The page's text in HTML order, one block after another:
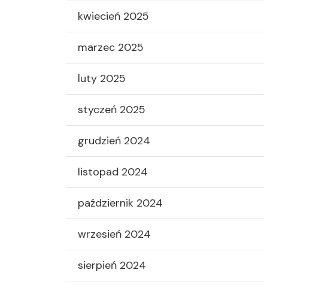
kwiecień 2025
marzec 2025
luty 2025
styczeń 2025
grudzień 2024
listopad 2024
październik 2024
wrzesień 2024
sierpień 2024